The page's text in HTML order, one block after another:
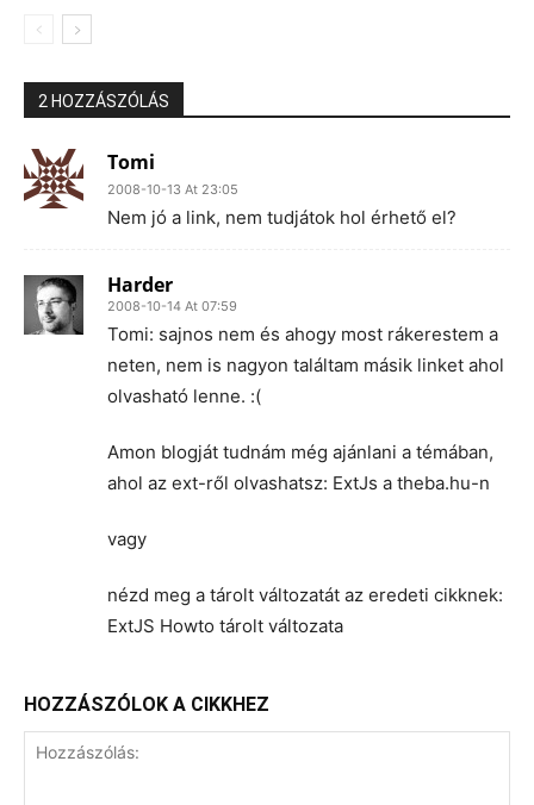
2 HOZZÁSZÓLÁS
Tomi
2008-10-13 At 23:05
Nem jó a link, nem tudjátok hol érhető el?
Harder
2008-10-14 At 07:59
Tomi: sajnos nem és ahogy most rákerestem a
neten, nem is nagyon találtam másik linket ahol
olvasható lenne. :(
Amon blogját tudnám még ajánlani a témában,
ahol az ext-ről olvashatsz: ExtJs a theba.hu-n
vagy
nézd meg a tárolt változatát az eredeti cikknek:
ExtJS Howto tárolt változata
HOZZÁSZÓLOK A CIKKHEZ